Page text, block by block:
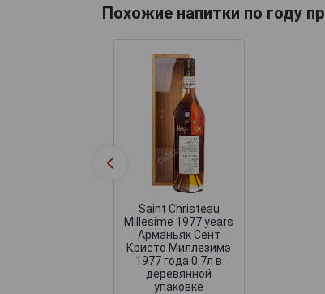
Похожие напитки по году
Saint Christeau
Millesime 1977 years
Арманьяк Сент
Кристо Миллезимэ
1977 года 0.7л в
деревянной
упаковке